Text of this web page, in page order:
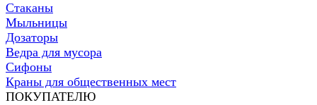
Стаканы
Мыльницы
Дозаторы
Ведра для мусора
Сифоны
Краны для общественных мест
ПОКУПАТЕЛЮ